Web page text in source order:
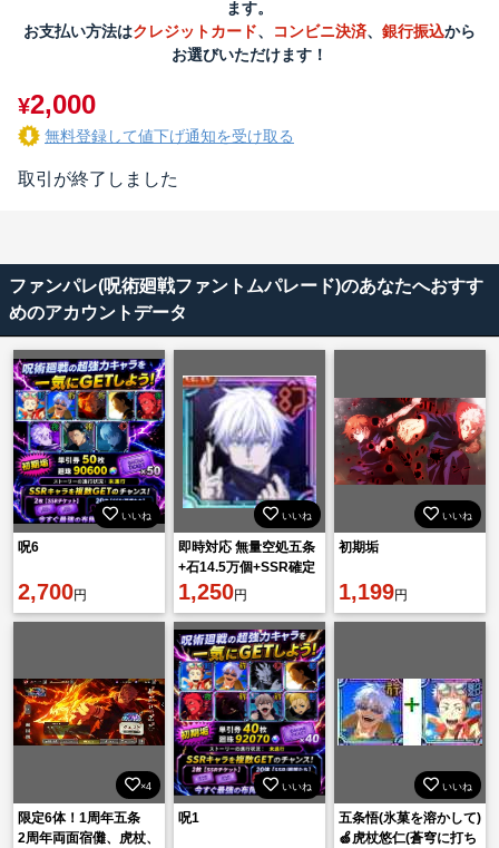
ます。
お支払い方法はクレジットカード、 コンビニ決済、 銀行振込から
お選びいただけます！
¥2,000
無料登録して値下げ通知を受け取る
取引が終了しました
ファンパレ(呪術廻戦ファントムパレード)のあなたへおすす
めのアカウントデータ
いいね
呪6
2,700円
いいね
即時対応 無量空処五条
+石14.5万個+SSR確定
チケット6枚+SSR迥想
10-35+ガチャ券55枚
1,250円
いいね
初期垢
1,199円
×4
限定6体！1周年五条
2周年両面宿儺、虎杖、
いいね
呪1
いいね
五条悟(氷菓を溶かして)
🍏虎杖悠仁(蒼穹に打ち